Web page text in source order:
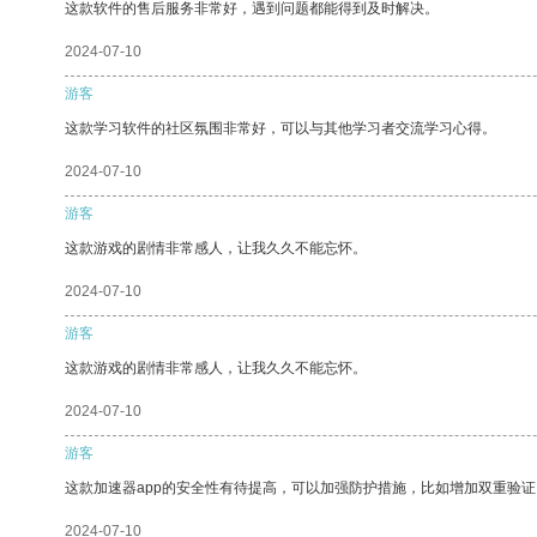
这款软件的售后服务非常好，遇到问题都能得到及时解决。
2024-07-10
游客
这款学习软件的社区氛围非常好，可以与其他学习者交流学习心得。
2024-07-10
游客
这款游戏的剧情非常感人，让我久久不能忘怀。
2024-07-10
游客
这款游戏的剧情非常感人，让我久久不能忘怀。
2024-07-10
游客
这款加速器app的安全性有待提高，可以加强防护措施，比如增加双重验
2024-07-10